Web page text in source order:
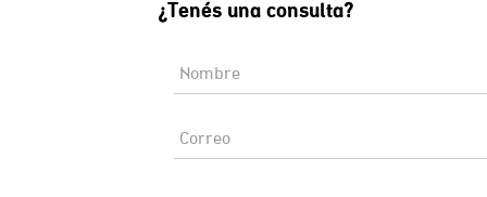
¿Tenés una consulta?